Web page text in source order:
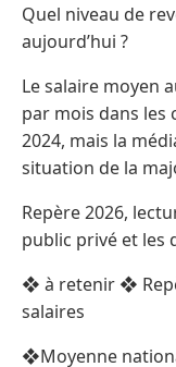
Quel niveau de
aujourd’hui ?
Le salaire moyen
par mois dans les
2024, mais la
situation de la
Repère 2026,
public privé et les
❖ à retenir ❖
salaires
❖Moyenne